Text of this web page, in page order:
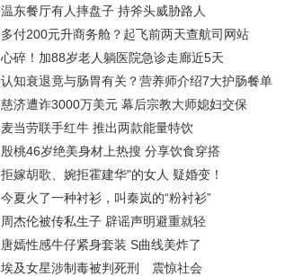
温东餐厅有人摔盘子 持斧头威胁路人
多付200元升商务舱？起飞前两天查航司网站
心碎！加88岁老人躺医院急诊走廊近5天
认知衰退竟与肠胃有关？营养师介绍7大护肠餐单
慈济遭诈3000万美元 幕后宗教大师媳妇交保
麦当劳联手红牛 推出两款能量特饮
殷桃46岁绝美身材上热搜 分享饮食穿搭
拒嫁胡歌、婉拒霍建华"的女人 疑婚变！
今夏火了一种衬衫，叫秦岚的“粉衬衫”
周杰伦被传私生子 辟谣声明避重就轻
唐嫣性感牛仔紧身套装 S曲线美炸了
埃及女星涉制毒被判死刑 震惊社会